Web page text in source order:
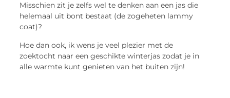
Misschien zit je zelfs wel te denken aan een jas die
helemaal uit bont bestaat (de zogeheten lammy
coat)?
Hoe dan ook, ik wens je veel plezier met de
zoektocht naar een geschikte winterjas zodat je in
alle warmte kunt genieten van het buiten zijn!